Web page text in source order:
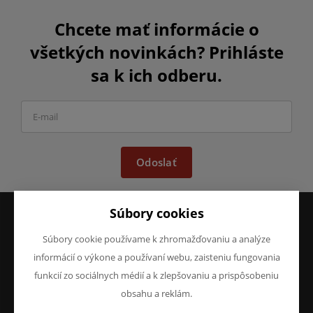
Chcete mať informácie o
všetkých novinkách? Prihláste
sa k ich odberu.
Odoslať
VŠETKO O NÁKUPE
Obchodné podmienky
Reklamácie
O SPOLOČNOSTI
O nás
Kontakty
Súbory cookies
Súbory cookie používame k zhromažďovaniu a analýze
informácií o výkone a používaní webu, zaisteniu fungovania
funkcií zo sociálnych médií a k zlepšovaniu a prispôsobeniu
obsahu a reklám.